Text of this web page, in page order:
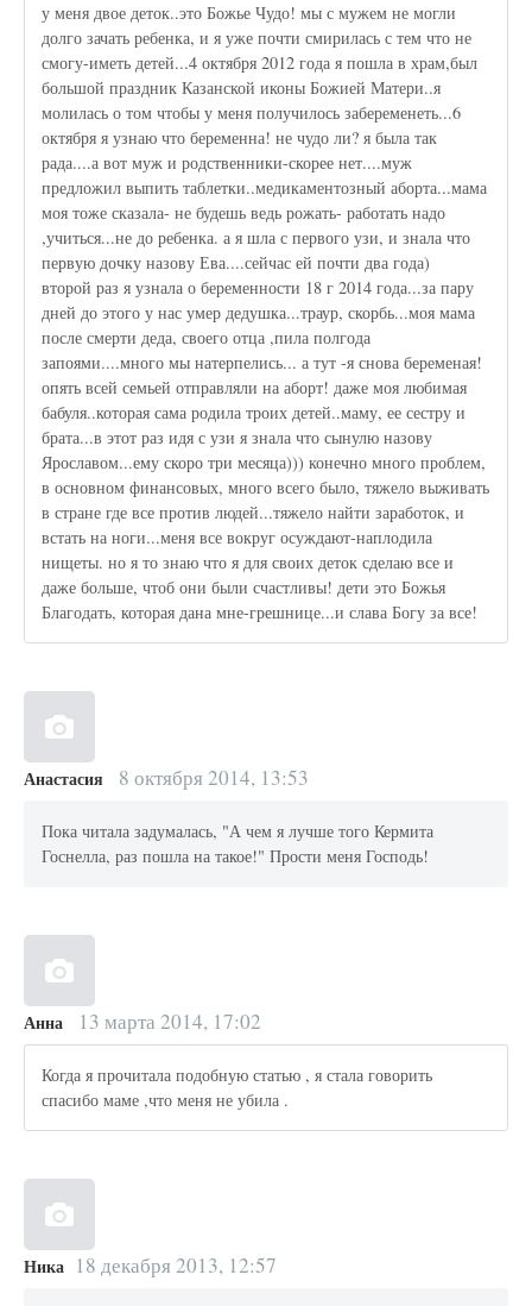
у меня двое деток..это Божье Чудо! мы с мужем не могли
долго зачать ребенка, и я уже почти смирилась с тем что не
смогу-иметь детей...4 октября 2012 года я пошла в храм,был
большой праздник Казанской иконы Божией Матери..я
молилась о том чтобы у меня получилось забеременеть...6
октября я узнаю что беременна! не чудо ли? я была так
рада....а вот муж и родственники-скорее нет....муж
предложил выпить таблетки..медикаментозный аборта...мама
моя тоже сказала- не будешь ведь рожать- работать надо
,учиться...не до ребенка. а я шла с первого узи, и знала что
первую дочку назову Ева....сейчас ей почти два года)
второй раз я узнала о беременности 18 г 2014 года...за пару
дней до этого у нас умер дедушка...траур, скорбь...моя мама
после смерти деда, своего отца ,пила полгода
запоями....много мы натерпелись... а тут -я снова беременая!
опять всей семьей отправляли на аборт! даже моя любимая
бабуля..которая сама родила троих детей..маму, ее сестру и
брата...в этот раз идя с узи я знала что сынулю назову
Ярославом...ему скоро три месяца))) конечно много проблем,
в основном финансовых, много всего было, тяжело выживать
в стране где все против людей...тяжело найти заработок, и
встать на ноги...меня все вокруг осуждают-наплодила
нищеты. но я то знаю что я для своих деток сделаю все и
даже больше, чтоб они были счастливы! дети это Божья
Благодать, которая дана мне-грешнице...и слава Богу за все!
Анастасия 8 октября 2014, 13:53
Пока читала задумалась, "А чем я лучше того Кермита
Госнелла, раз пошла на такое!" Прости меня Господь!
Анна 13 марта 2014, 17:02
Когда я прочитала подобную статью , я стала говорить
спасибо маме ,что меня не убила .
Ника 18 декабря 2013, 12:57